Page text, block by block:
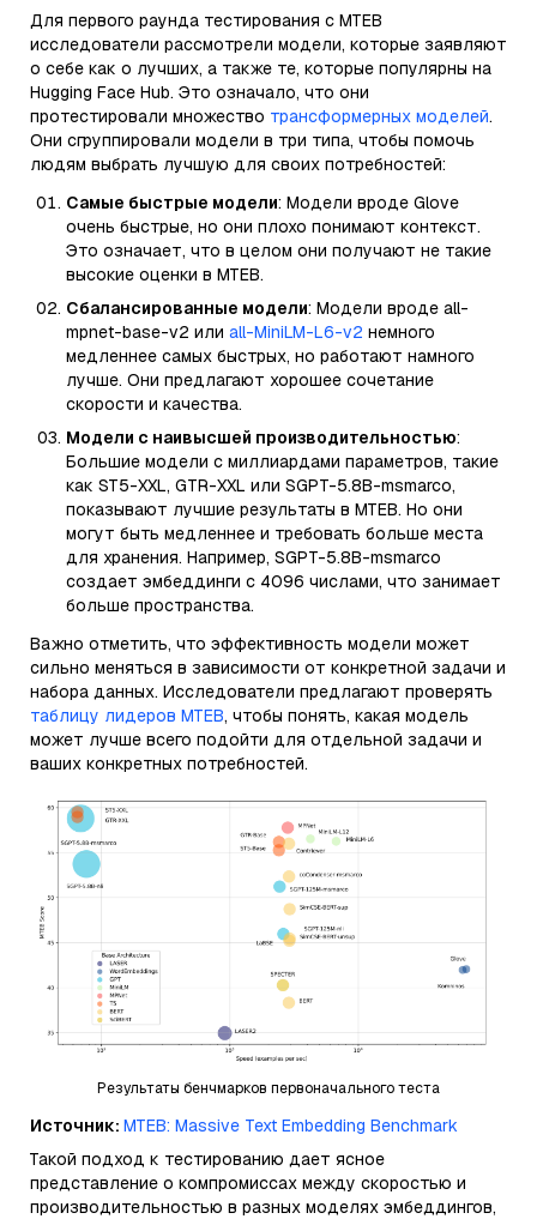
Для первого раунда тестирования с MTEB
исследователи рассмотрели модели, которые заявляют
о себе как о лучших, а также те, которые популярны на
Hugging Face Hub. Это означало, что они
протестировали множество трансформерных моделей.
Они сгруппировали модели в три типа, чтобы помочь
людям выбрать лучшую для своих потребностей:
Самые быстрые модели: Модели вроде Glove
очень быстрые, но они плохо понимают контекст.
Это означает, что в целом они получают не такие
высокие оценки в MTEB.
Сбалансированные модели: Модели вроде all-
mpnet-base-v2 или all-MiniLM-L6-v2 немного
медленнее самых быстрых, но работают намного
лучше. Они предлагают хорошее сочетание
скорости и качества.
Модели с наивысшей производительностью:
Большие модели с миллиардами параметров, такие
как ST5-XXL, GTR-XXL или SGPT-5.8B-msmarco,
показывают лучшие результаты в MTEB. Но они
могут быть медленнее и требовать больше места
для хранения. Например, SGPT-5.8B-msmarco
создает эмбеддинги с 4096 числами, что занимает
больше пространства.
Важно отметить, что эффективность модели может
сильно меняться в зависимости от конкретной задачи и
набора данных. Исследователи предлагают проверять
таблицу лидеров MTEB, чтобы понять, какая модель
может лучше всего подойти для отдельной задачи и
ваших конкретных потребностей.
Результаты бенчмарков первоначального теста
Источник: MTEB: Massive Text Embedding Benchmark
Такой подход к тестированию дает ясное
представление о компромиссах между скоростью и
производительностью в разных моделях эмбеддингов,